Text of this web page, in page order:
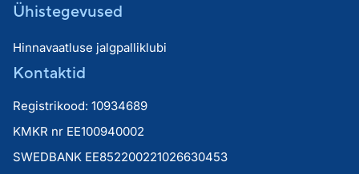
Ühistegevused
Hinnavaatluse jalgpalliklubi
Kontaktid
Registrikood: 10934689
KMKR nr EE100940002
SWEDBANK EE852200221026630453